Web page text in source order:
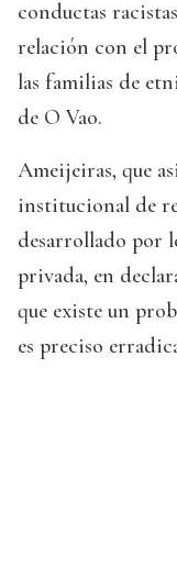
conductas
relación con el
las familias de
de O Vao.
Ameijeiras, que
institucional de
desarrollado por
privada, en
que existe un
es preciso